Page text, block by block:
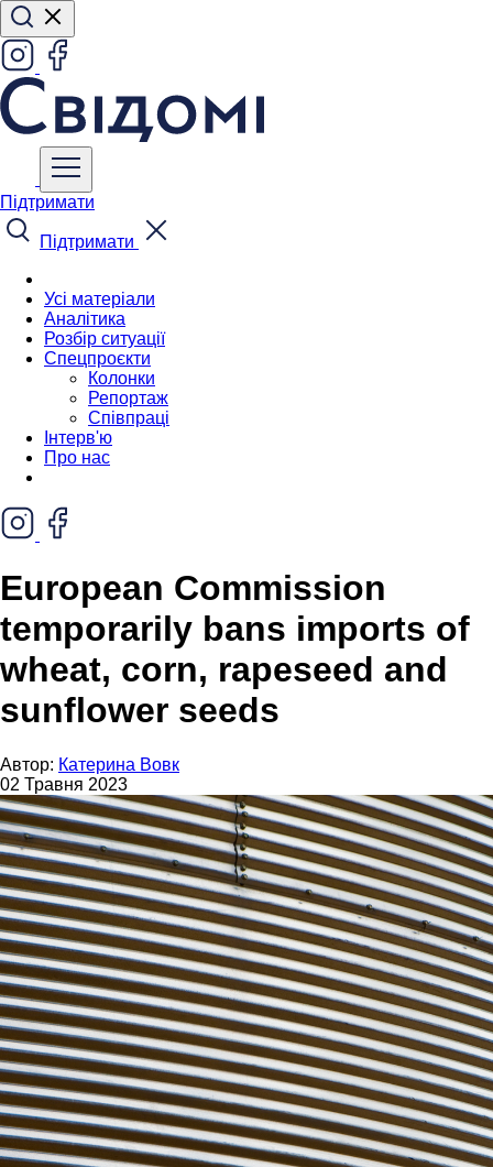
Підтримати
Підтримати
Усі матеріали
Аналітика
Розбір ситуації
Спецпроєкти
Колонки
Репортаж
Співпраці
Інтерв'ю
Про нас
European Commission
temporarily bans imports of
wheat, corn, rapeseed and
sunflower seeds
Автор: Катерина Вовк
02 Травня 2023